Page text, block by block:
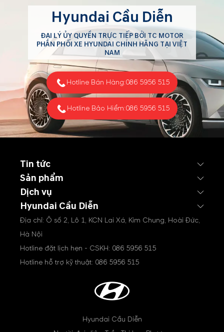
tháng 6/2026 với tổng
doanh số đạt 3.746 xe. Tính
chung 6 tháng đầu năm,
Hyundai đã bàn giao tổng
cộng 25.069 xe tới khách
hàng trên toàn quốc.
Hyundai Cầu Diễn
ĐẠI LÝ ỦY QUYỀN TRỰC TIẾP BỞI TC MOTOR
PHÂN PHỐI XE HYUNDAI CHÍNH HÃNG TẠI VIỆT
NAM
Hotline Bán Hàng:086 5956 515
Hotline Bảo Hiểm:086 5956 515
Tin tức
Sản phẩm
Dịch vụ
Hyundai Cầu Diễn
Địa chỉ: Ô số 2, Lô 1, KCN Lai Xá, Kim Chung, Hoài Đức,
Hà Nội
Hotline đặt lịch hẹn - CSKH: 086 5956 515
Hotline hỗ trợ kỹ thuật: 086 5956 515
Hyundai Cầu Diễn